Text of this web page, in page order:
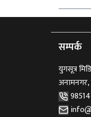
सम्पर्क
युगसूत्र
अनामनगर,